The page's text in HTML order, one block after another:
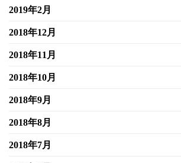
2019年2月
2018年12月
2018年11月
2018年10月
2018年9月
2018年8月
2018年7月